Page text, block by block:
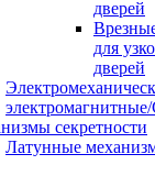
дверей
для
дверей
секретности
Латунные